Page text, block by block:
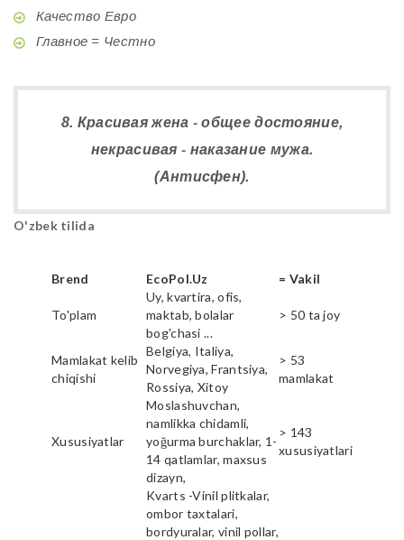
Качество Евро
Главное = Честно
8. Красивая жена - общее достояние,
некрасивая - наказание мужа.
(Антисфен).
O'zbek tilida
Brend EcoPol.Uz = Vakil
To'plam
Uy, kvartira, ofis,
maktab, bolalar
bog'chasi ...
> 50 ta joy
Mamlakat kelib
chiqishi
Belgiya, Italiya,
Norvegiya, Frantsiya,
Rossiya, Xitoy
> 53
mamlakat
Xususiyatlar
Moslashuvchan,
namlikka chidamli,
yoğurma burchaklar, 1-
14 qatlamlar, maxsus
dizayn,
> 143
xususiyatlari
Kvarts -Vinil plitkalar,
ombor taxtalari,
bordyuralar, vinil pollar,